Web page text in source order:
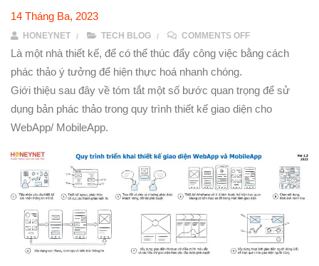
14 Tháng Ba, 2023
HONEYNET TECH BLOG COMMENTS OFF
Là một nhà thiết kế, để có thể thúc đẩy công việc bằng cách
phác thảo ý tưởng để hiện thực hoá nhanh chóng.
Giới thiệu sau đây về tóm tắt một số bước quan trọng để sử
dụng bản phác thảo trong quy trình thiết kế giao diện cho
WebApp/ MobileApp.